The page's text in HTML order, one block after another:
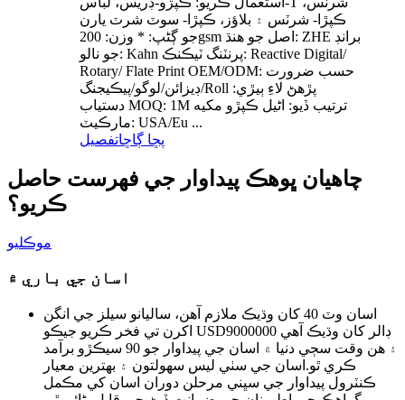
ڪپڙا- شرٽس ۽ بلاؤز، ڪپڙا- سوٽ شرٽ يارن
جو ڳڻپ: * وزن: 200gsm اصل جو هنڌ: ZHE برانڊ
جو نالو: Kahn پرنٽنگ ٽيڪنڪ: Reactive Digital/
Rotary/ Flate Print OEM/ODM: حسب ضرورت
ڊيزائن/لوگو/پيڪيجنگ/Roll پڙهڻ لاءِ ٻيڙي:
دستياب MOQ: 1M ترتيب ڏيو: اڻيل ڪپڙو مکيه
مارڪيٽ: USA/Eu ...
پڇا ڳاڇاتفصيل
چاهيان ڀوهڪ پيداوار جي فهرست حاصل
ڪريو؟
موڪليو
اسان جي باري ۾
اسان وٽ 40 کان وڌيڪ ملازم آهن، ساليانو سيلز جي انگن
اکرن تي فخر ڪريو جيڪو USD9000000 ڊالر کان وڌيڪ آهي
۽ هن وقت سڄي دنيا ۾ اسان جي پيداوار جو 90 سيڪڙو برآمد
ڪري ٿو.اسان جي سٺي ليس سهولتون ۽ بهترين معيار
ڪنٽرول پيداوار جي سڀني مرحلن دوران اسان کي مڪمل